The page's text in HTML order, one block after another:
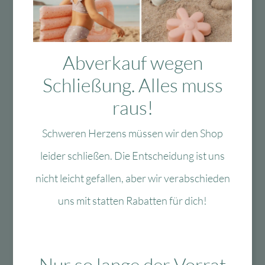
Das Passt dazu
Das könnte Dir auch
gefallen
Zur Wunschliste
-40 % -60 %
Abverkauf wegen
Schließung. Alles muss
raus!
Schweren Herzens müssen wir den Shop
leider schließen. Die Entscheidung ist uns
nicht leicht gefallen, aber wir verabschieden
uns mit statten Rabatten für dich!